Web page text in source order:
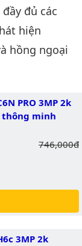
đủ các
hiện
hồng ngoại
PRO 3MP 2k
thông minh
Giá gốc:
746,000đ
3MP 2k